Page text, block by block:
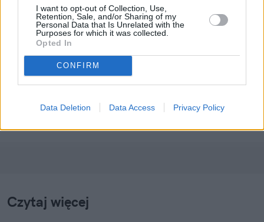
I want to opt-out of Collection, Use,
Retention, Sale, and/or Sharing of my
Personal Data that Is Unrelated with the
Purposes for which it was collected.
Opted In
CONFIRM
Data Deletion Data Access Privacy Policy
Obserwuj
W naTemat jestem dziennikarką i lubię pisać o
show-biznesie. O tym, co nowego i zaskakującego
dzieje się u polskich i zagranicznych gwiazd.
Internetowe dramy, kontrowersyjne wypowiedzi, a
twarzy – śledzę je wszystkie i informuję o nich w
Pokaż więcej
weronika.tomaszewska@natemat.pl
Czytaj więcej